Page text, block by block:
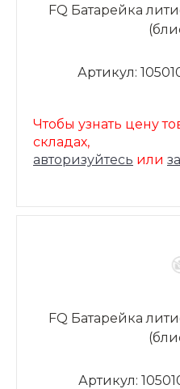
FQ Батарейка
Артикул:
Чтобы узнать цену
складах,
авторизуйтесь или
FQ Батарейка
Артикул: